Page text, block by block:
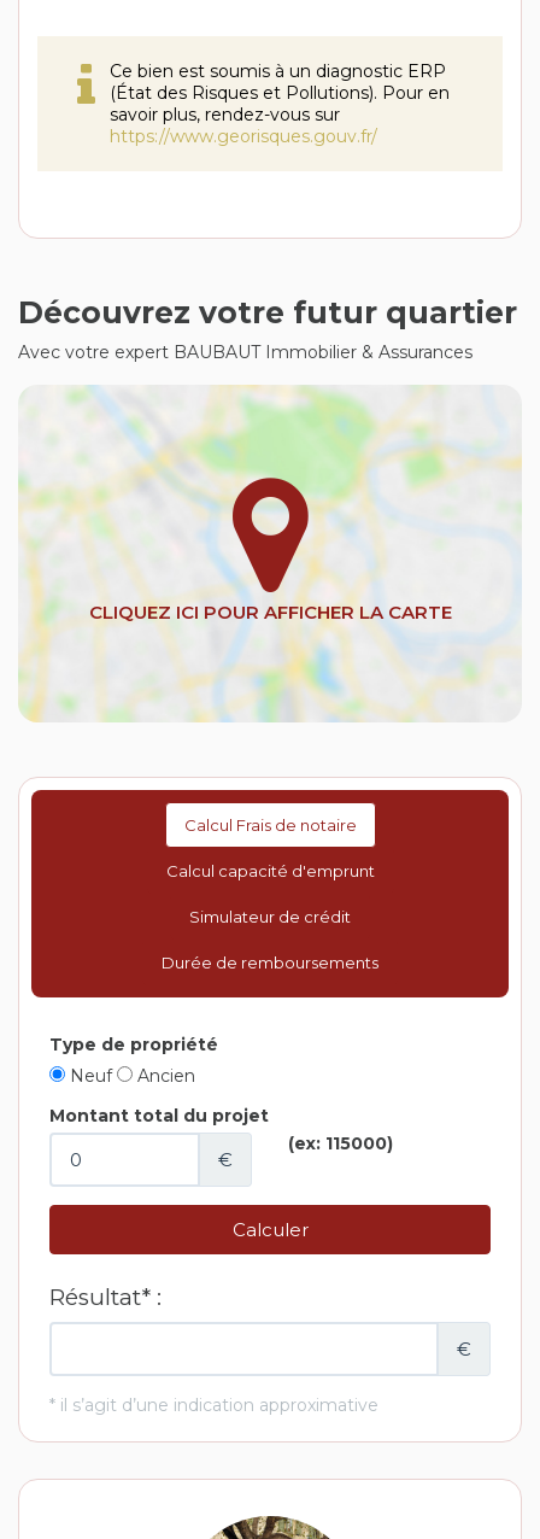
Ce bien est soumis à un diagnostic ERP
(État des Risques et Pollutions). Pour en
savoir plus, rendez-vous sur
https://www.georisques.gouv.fr/
Découvrez votre futur quartier
Avec votre expert BAUBAUT Immobilier & Assurances
Calcul Frais de notaire
Calcul capacité d'emprunt
Simulateur de crédit
Durée de remboursements